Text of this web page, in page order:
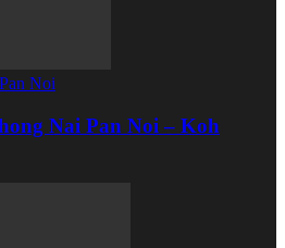
Noi
Nai Pan Noi – Koh